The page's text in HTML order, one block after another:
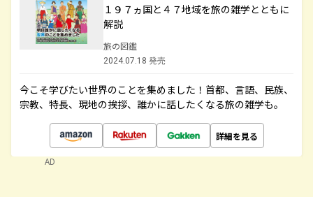
１９７ヵ国と４７地域を旅の雑学とともに
解説
旅の図鑑
2024.07.18 発売
今こそ学びたい世界のことを集めました！首都、言語、民族、
宗教、特長、現地の挨拶、誰かに話したくなる旅の雑学も。
詳細を見る
AD